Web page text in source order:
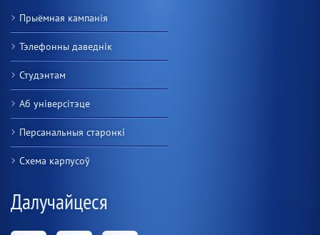
Прыёмная кампанія
Тэлефонны даведнік
Студэнтам
Аб універсітэце
Персанальныя старонкі
Схема карпусоў
Далучайцеся